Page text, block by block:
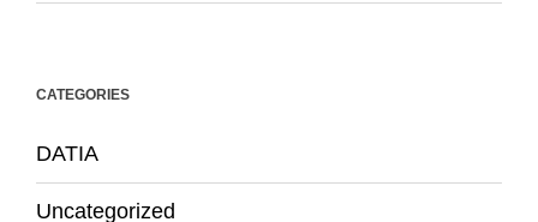
CATEGORIES
DATIA
Uncategorized